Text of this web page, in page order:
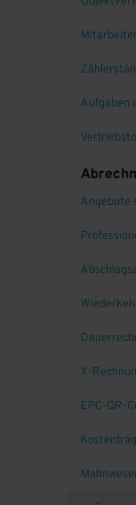
Aufgaben
Angebote
X-
EPC-QR-